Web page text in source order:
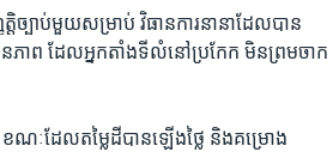
តិ​ច្បាប់​មួយ​សម្រាប់​ វិធាន​ការ​នានា​ដែល​បាន​
ភាព​ ដែល​អ្នកតាំង​ទីលំនៅ​ប្រកែក​ មិន​ព្រម​ចាក
ណៈ​ដែល​តម្លៃ​ដី​បាន​ឡើង​ថ្លៃ ​និង​គម្រោង​